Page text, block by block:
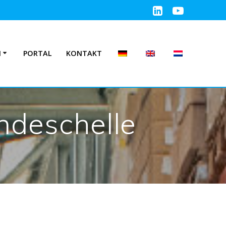
PORTAL KONTAKT